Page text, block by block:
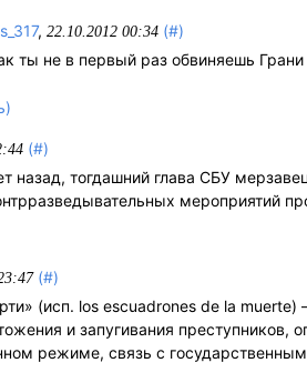
,22.10.2012 00:34 (#)
ты не в первый раз обвиняешь
(#)
назад, тогдашний глава СБУ
мероприятий
(#)
(исп. los escuadrones de la
и запугивания преступников,
режиме, связь с